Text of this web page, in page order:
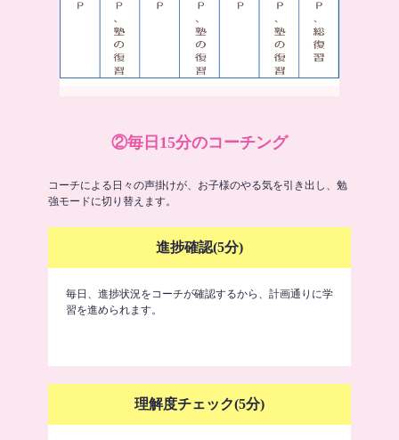
②毎日15分のコーチング
コーチによる日々の声掛けが、お子様のやる気を引き出し、勉
強モードに切り替えます。
進捗確認(5分)
毎日、進捗状況をコーチが確認するから、計画通りに学
習を進められます。
理解度チェック(5分)